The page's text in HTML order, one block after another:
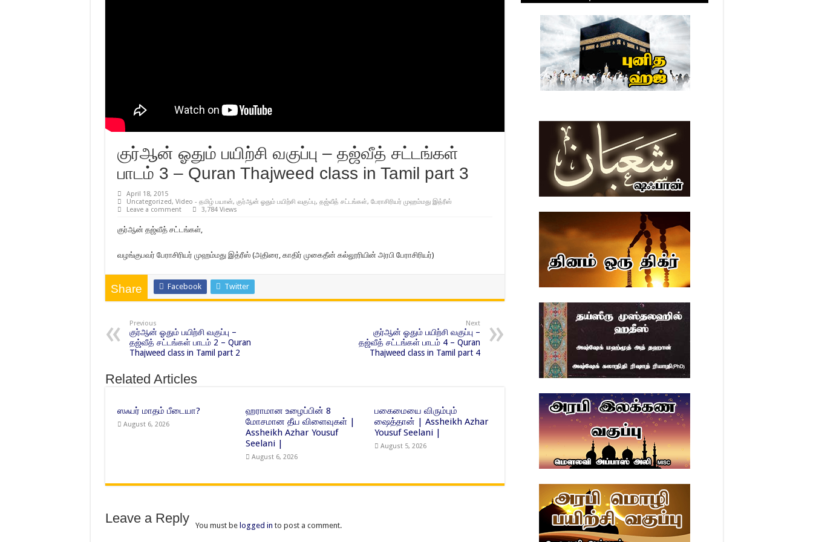
குர்ஆன் ஓதும் பயிற்சி வகுப்பு – தஜ்வீத் சட்டங்கள்
பாடம் 3 – Quran Thajweed class in Tamil part 3
April 18, 2015
Uncategorized, Video - தமிழ் பயான், குர்ஆன் ஓதும் பயிற்சி வகுப்பு, தஜ்வீத் சட்டங்கள், பேராசிரியர் முஹம்மது இத்ரீஸ்
Leave a comment
3,784 Views
குர்ஆன் தஜ்வீத் சட்டங்கள்,
வழங்குபவர் பேராசிரியர் முஹம்மது இத்ரீஸ் (அதிரை, காதிர் முகைதீன் கல்லூரியின் அரபி பேராசிரியர்)
Share Facebook Twitter
Previous
குர்ஆன் ஓதும் பயிற்சி வகுப்பு –
தஜ்வீத் சட்டங்கள் பாடம் 2 – Quran
Thajweed class in Tamil part 2
Next
குர்ஆன் ஓதும் பயிற்சி வகுப்பு –
தஜ்வீத் சட்டங்கள் பாடம் 4 – Quran
Thajweed class in Tamil part 4
Related Articles
ஸஃபர் மாதம் பீடையா?
August 6, 2026
ஹராமான உழைப்பின் 8
மோசமான தீய விளைவுகள் |
Assheikh Azhar Yousuf
Seelani |
August 6, 2026
பகைமையை விரும்பும்
ஷைத்தான் | Assheikh Azhar
Yousuf Seelani |
August 5, 2026
Leave a Reply You must be logged in to post a comment.